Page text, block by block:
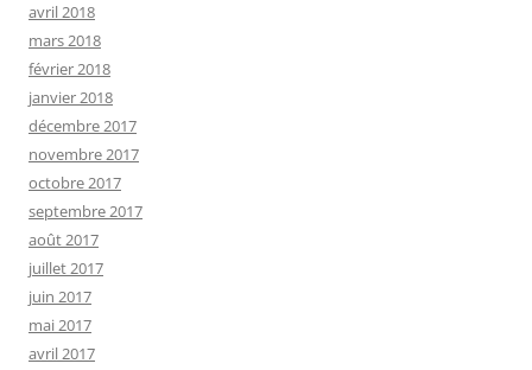
avril 2018
mars 2018
février 2018
janvier 2018
décembre 2017
novembre 2017
octobre 2017
septembre 2017
août 2017
juillet 2017
juin 2017
mai 2017
avril 2017